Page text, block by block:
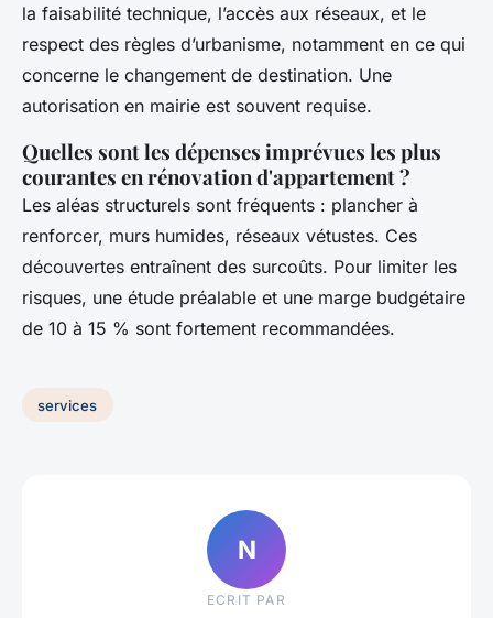
la faisabilité technique, l’accès aux réseaux, et le
respect des règles d’urbanisme, notamment en ce qui
concerne le changement de destination. Une
autorisation en mairie est souvent requise.
Quelles sont les dépenses imprévues les plus
courantes en rénovation d'appartement ?
Les aléas structurels sont fréquents : plancher à
renforcer, murs humides, réseaux vétustes. Ces
découvertes entraînent des surcoûts. Pour limiter les
risques, une étude préalable et une marge budgétaire
de 10 à 15 % sont fortement recommandées.
services
N
ECRIT PAR